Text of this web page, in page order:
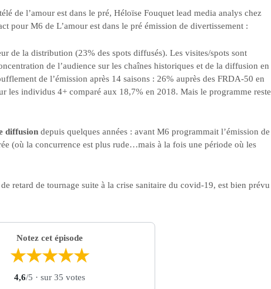
de l’amour est dans le pré, Héloïse Fouquet lead media analys chez
pour M6 de L’amour est dans le pré émission de divertissement :
de la distribution (23% des spots diffusés). Les visites/spots sont
de l’audience sur les chaînes historiques et de la diffusion en
de l’émission après 14 saisons : 26% auprès des FRDA-50 en
les individus 4+ comparé aux 18,7% en 2018. Mais le programme reste
diffusion depuis quelques années : avant M6 programmait l’émission de
(où la concurrence est plus rude…mais à la fois une période où les
retard de tournage suite à la crise sanitaire du covid-19, est bien prévu
Notez cet épisode
★★★★★
4,6/5 · sur 35 votes